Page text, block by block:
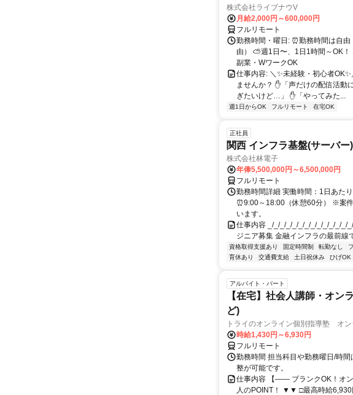
株式会社ライブナウV
月給2,000円～600,000円
フルリモート
勤務時間・曜日: ⏰勤務時間は自
由） ⛅週1日〜、1日1時間～OK
副業・WワークOK
仕事内容: ＼✨未経験・初心者
ませんか？ ✋「声だけの配信活
ぎたいけど…」 ✋「やってみた...
週1日からOK フルリモート 在宅OK
正社員
関西 インフラ基盤(サーバ
株式会社林電子
年俸5,500,000円～6,500,000円
フルリモート
勤務時間詳細 実働時間：1日あた
⏰9:00～18:00（休憩60分） ※案
います。
仕事内容 _/_/_/_/_/_/_/_/_/_/_/_/_/
ジニア募集 金融インフラの最前線
資格取得支援あり 固定時間制 転勤なし
育休あり
交通費支給 土日祝休み ひげOK
アルバイト・パート
【在宅】社会人講師・オン
ど)
トライのオンライン個別指導塾 オ
時給1,430円～6,930円
フルリモート
勤務時間 担当科目や勤務曜日/時
整が可能です。
仕事内容 【―― ブランクOK！オ
人のPOINT！ ▼▼ □最高時給6,930